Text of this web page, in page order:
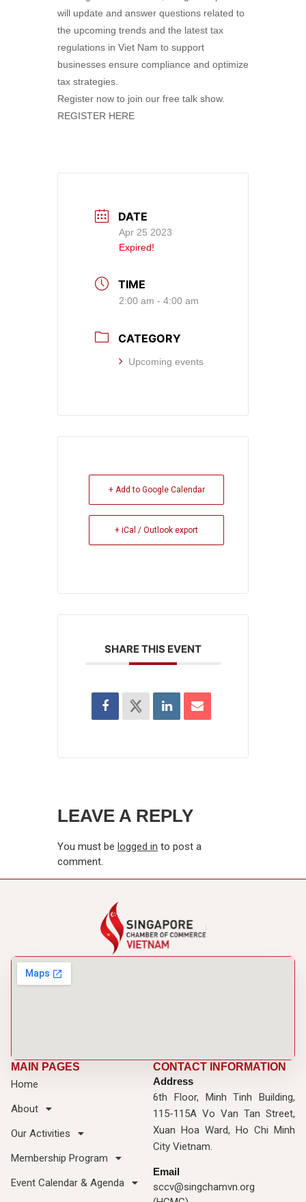
will update and answer questions related to
the upcoming trends and the latest tax
regulations in Viet Nam to support
businesses ensure compliance and optimize
tax strategies.
Register now to join our free talk show.
REGISTER HERE
DATE
Apr 25 2023
Expired!
TIME
2:00 am - 4:00 am
CATEGORY
Upcoming events
+ Add to Google Calendar
+ iCal / Outlook export
SHARE THIS EVENT
LEAVE A REPLY
You must be logged in to post a
comment.
MAIN PAGES
Home
About
Our Activities
Membership Program
Event Calendar & Agenda
CONTACT INFORMATION
Address
6th Floor, Minh Tinh Building,
115-115A Vo Van Tan Street,
Xuan Hoa Ward, Ho Chi Minh
City Vietnam.
Email
sccv@singchamvn.org